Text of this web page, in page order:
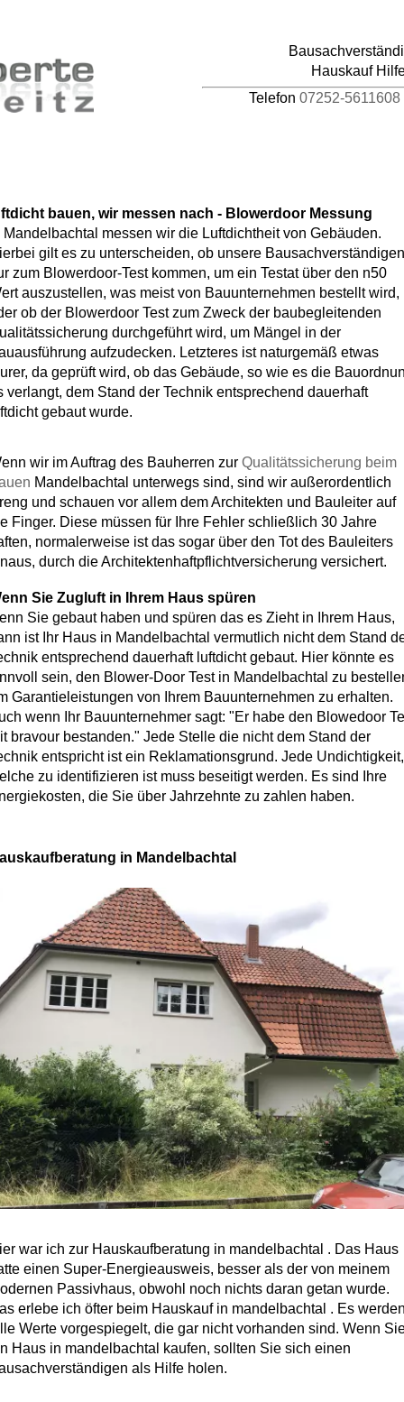
Hauskauf
Telefon 07252-5611608
bauen, wir messen nach - Blowerdoor Messung
Mandelbachtal messen wir die Luftdichtheit von Gebäuden.
gilt es zu unterscheiden, ob unsere Bausachverständigen
zum Blowerdoor-Test kommen, um ein Testat über den n50
auszustellen, was meist von Bauunternehmen bestellt wird,
ob der Blowerdoor Test zum Zweck der baubegleitenden
durchgeführt wird, um Mängel in der
aufzudecken. Letzteres ist naturgemäß etwas
da geprüft wird, ob das Gebäude, so wie es die
verlangt, dem Stand der Technik entsprechend dauerhaft
gebaut wurde.
wir im Auftrag des Bauherren zur Qualitätssicherung beim
Mandelbachtal unterwegs sind, sind wir außerordentlich
und schauen vor allem dem Architekten und Bauleiter auf
Finger. Diese müssen für Ihre Fehler schließlich 30 Jahre
normalerweise ist das sogar über den Tot des Bauleiters
durch die Architektenhaftpflichtversicherung versichert.
Sie Zugluft in Ihrem Haus spüren
Sie gebaut haben und spüren das es Zieht in Ihrem Haus,
ist Ihr Haus in Mandelbachtal vermutlich nicht dem Stand
entsprechend dauerhaft luftdicht gebaut. Hier könnte es
sein, den Blower-Door Test in Mandelbachtal zu
Garantieleistungen von Ihrem Bauunternehmen zu erhalten.
wenn Ihr Bauunternehmer sagt: "Er habe den Blowedoor
bravour bestanden." Jede Stelle die nicht dem Stand der
entspricht ist ein Reklamationsgrund. Jede Undichtigkeit,
zu identifizieren ist muss beseitigt werden. Es sind Ihre
die Sie über Jahrzehnte zu zahlen haben.
in Mandelbachtal
war ich zur Hauskaufberatung in mandelbachtal . Das Haus
einen Super-Energieausweis, besser als der von meinem
Passivhaus, obwohl noch nichts daran getan wurde.
erlebe ich öfter beim Hauskauf in mandelbachtal . Es
Werte vorgespiegelt, die gar nicht vorhanden sind. Wenn
Haus in mandelbachtal kaufen, sollten Sie sich einen
als Hilfe holen.